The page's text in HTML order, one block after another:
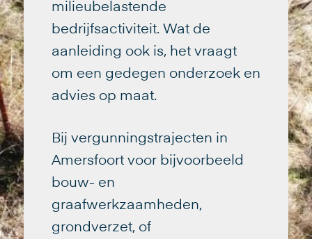
milieubelastende
bedrijfsactiviteit. Wat de
aanleiding ook is, het vraagt
om een gedegen onderzoek en
advies op maat.
Bij vergunningstrajecten in
Amersfoort voor bijvoorbeeld
bouw- en
graafwerkzaamheden,
grondverzet, of